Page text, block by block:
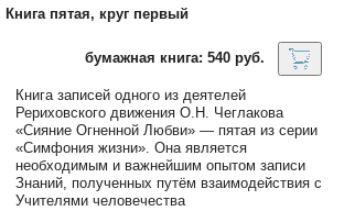
Книга пятая, круг первый
бумажная книга: 540 руб.
Книга записей одного из деятелей
Рериховского движения О.Н. Чеглакова
«Сияние Огненной Любви» — пятая из серии
«Симфония жизни». Она является
необходимым и важнейшим опытом записи
Знаний, полученных путём взаимодействия с
Учителями человечества